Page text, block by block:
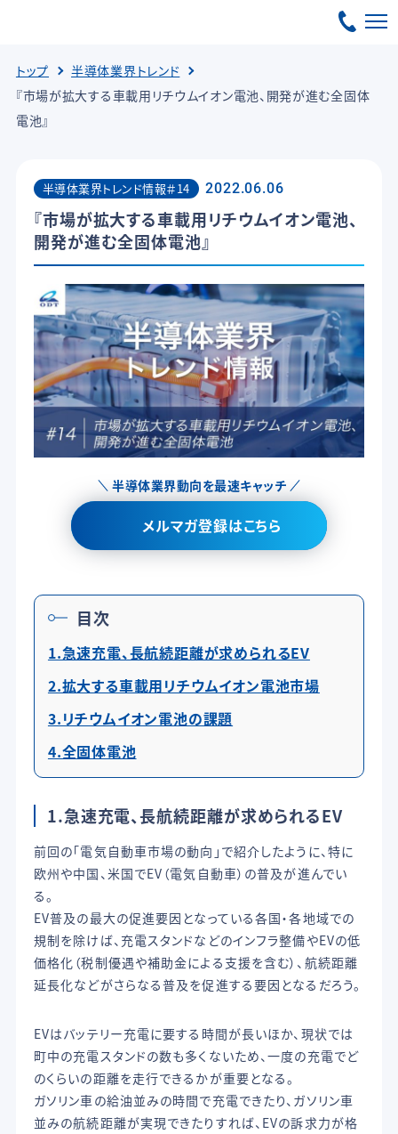
トップ
半導体業界トレンド
『市場が拡大する車載用リチウムイオン電池、開発が進む全固体
電池』
半導体業界トレンド情報＃14 2022.06.06
『市場が拡大する車載用リチウムイオン電池、
開発が進む全固体電池』
半導体業界動向を最速キャッチ
メルマガ登録はこちら
目次
1.急速充電、長航続距離が求められるEV
2.拡大する車載用リチウムイオン電池市場
3.リチウムイオン電池の課題
4.全固体電池
1.急速充電、長航続距離が求められるEV
前回の「電気自動車市場の動向」で紹介したように、特に
欧州や中国、米国でEV（電気自動車）の普及が進んでい
る。
EV普及の最大の促進要因となっている各国・各地域での
規制を除けば、充電スタンドなどのインフラ整備やEVの低
価格化（税制優遇や補助金による支援を含む）、航続距離
延長化などがさらなる普及を促進する要因となるだろう。
EVはバッテリー充電に要する時間が長いほか、現状では
町中の充電スタンドの数も多くないため、一度の充電でど
のくらいの距離を走行できるかが重要となる。
ガソリン車の給油並みの時間で充電できたり、ガソリン車
並みの航続距離が実現できたりすれば、EVの訴求力が格